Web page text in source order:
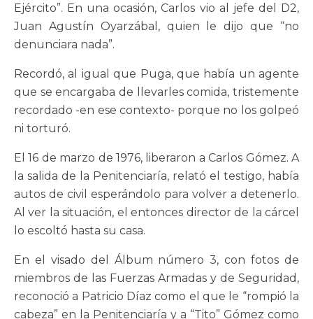
Ejército”. En una ocasión, Carlos vio al jefe del D2,
Juan Agustín Oyarzábal, quien le dijo que “no
denunciara nada”.
Recordó, al igual que Puga, que había un agente
que se encargaba de llevarles comida, tristemente
recordado -en ese contexto- porque no los golpeó
ni torturó.
El 16 de marzo de 1976, liberaron a Carlos Gómez. A
la salida de la Penitenciaría, relató el testigo, había
autos de civil esperándolo para volver a detenerlo.
Al ver la situación, el entonces director de la cárcel
lo escoltó hasta su casa.
En el visado del Álbum número 3, con fotos de
miembros de las Fuerzas Armadas y de Seguridad,
reconoció a Patricio Díaz como el que le “rompió la
cabeza” en la Penitenciaría y a “Tito” Gómez como